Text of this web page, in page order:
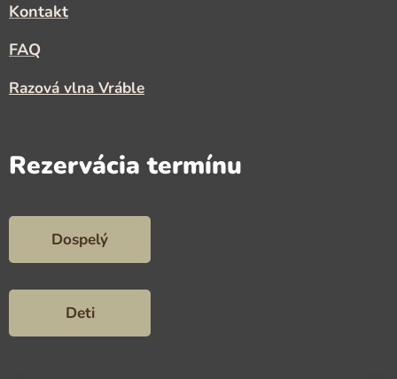
Kontakt
FAQ
Razová vlna Vráble
Rezervácia termínu
Dospelý
Deti